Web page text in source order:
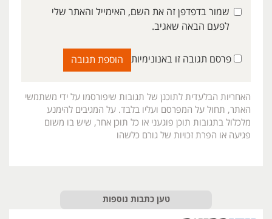
שמור בדפדפן זה את השם, האימייל והאתר שלי
לפעם הבאה שאגיב.
פרסם תגובה זו באנונימיות
האחריות הבלעדית לתוכנן של תגובות שיפורסמו על ידי משתמשי
האתר, תחול על המפרסם ועליו בלבד. על המגיבים להימנע
מלכלול בתגובות תוכן פוגעני או כל תוכן אחר, שיש בו משום
פגיעה או הפרת זכויות של גורם כלשהו
טען כתבות נוספות